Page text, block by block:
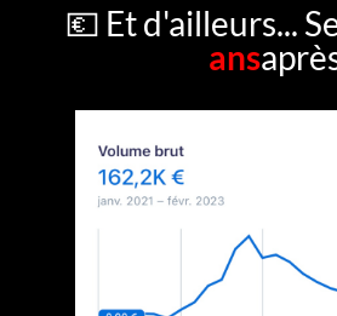
💶 Et d'ailleurs...
ans